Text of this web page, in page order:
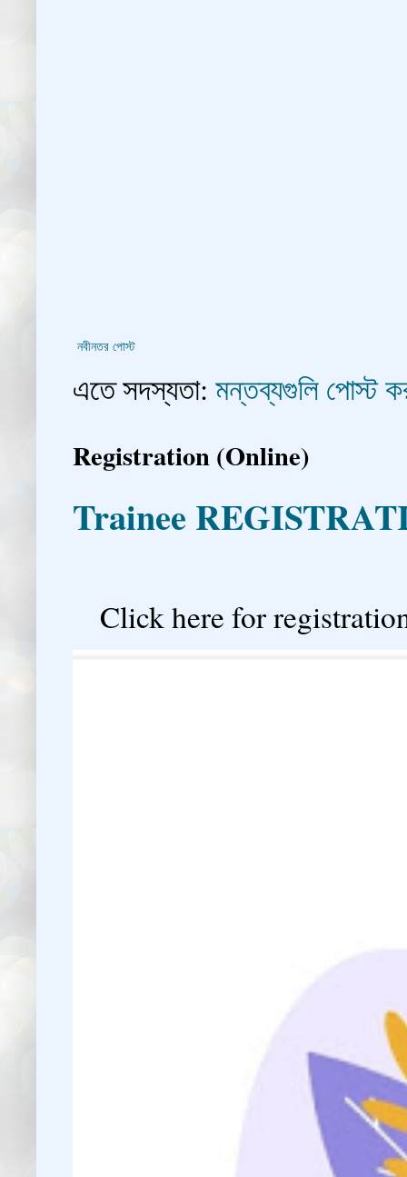
নবীনতর পোস্ট
এতে সদস্যতা: মন্তব্যগুলি পোস্ট
Registration (Online)
Trainee
Click here for